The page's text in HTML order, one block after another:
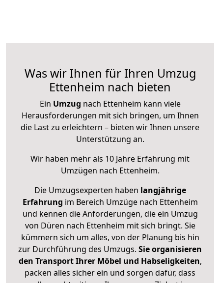
Was wir Ihnen für Ihren Umzug
Ettenheim nach bieten
Ein Umzug nach Ettenheim kann viele
Herausforderungen mit sich bringen, um Ihnen
die Last zu erleichtern – bieten wir Ihnen unsere
Unterstützung an.
Wir haben mehr als 10 Jahre Erfahrung mit
Umzügen nach Ettenheim.
Die Umzugsexperten haben langjährige
Erfahrung im Bereich Umzüge nach Ettenheim
und kennen die Anforderungen, die ein Umzug
von Düren nach Ettenheim mit sich bringt. Sie
kümmern sich um alles, von der Planung bis hin
zur Durchführung des Umzugs. Sie organisieren
den Transport Ihrer Möbel und Habseligkeiten,
packen alles sicher ein und sorgen dafür, dass